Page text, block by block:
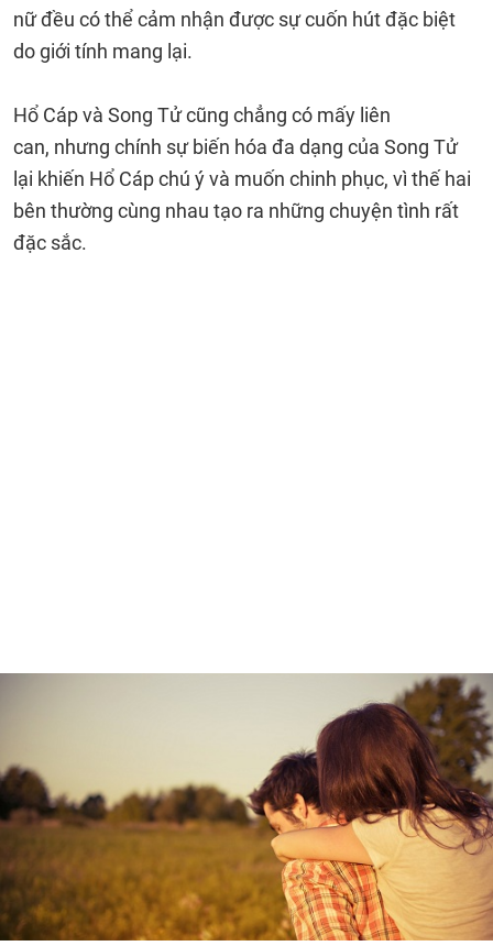
nữ đều có thể cảm nhận được sự cuốn hút đặc biệt
do giới tính mang lại.
Hổ Cáp và Song Tử cũng chẳng có mấy liên
can, nhưng chính sự biến hóa đa dạng của Song Tử
lại khiến Hổ Cáp chú ý và muốn chinh phục, vì thế hai
bên thường cùng nhau tạo ra những chuyện tình rất
đặc sắc.